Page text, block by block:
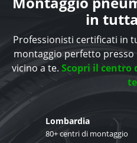
in
Professionisti certificati in
montaggio perfetto
vicino a te. Scopri il centro
te
Lombardia
80+ centri di montaggio